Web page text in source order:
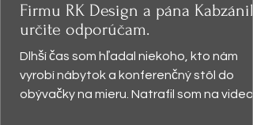
Firmu RK Design a pána
určite odporúčam.
Dlhší čas som hľadal niekoho, kto nám
vyrobí nábytok a konferenčný stôl do
obývačky na mieru. Natrafil som na video,